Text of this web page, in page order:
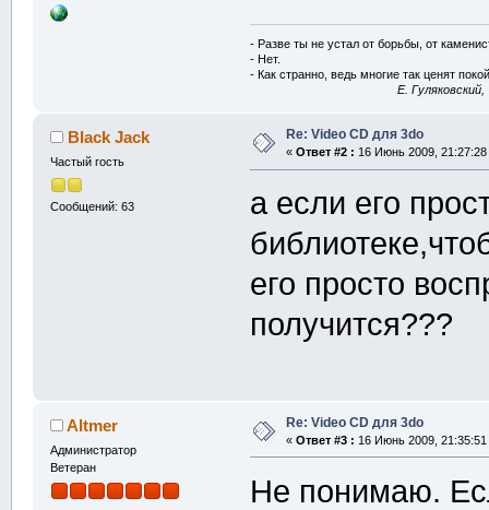
- Разве ты не устал от борьбы, от
- Нет.
- Как странно, ведь многие так ценят
E.
Black Jack
Частый гость
Сообщений: 63
Re: Video CD для 3do
« Ответ #2 : 16 Июнь 2009, 21:27:28
а если его
его просто
получится???
Altmer
Администратор
Ветеран
Re: Video CD для 3do
« Ответ #3 : 16 Июнь 2009, 21:35:51
Не понимаю.